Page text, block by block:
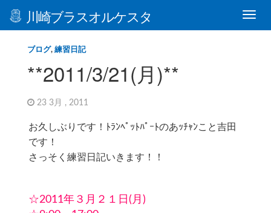
川崎ブラスオルケスタ
ブログ, 練習日記
**2011/3/21(月)**
23 3月 , 2011
お久しぶりです！ﾄﾗﾝﾍﾟｯﾄﾊﾟｰﾄのあｯﾁｬﾝこと吉田
です！
さっそく練習日記いきます！！
☆2011年３月２１日(月)